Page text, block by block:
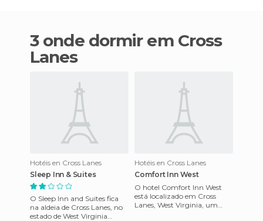
3 onde dormir em Cross
Lanes
Hotéis en Cross Lanes
Sleep Inn & Suites
O Sleep Inn and Suites fica
na aldeia de Cross Lanes, no
estado de West Virginia
Hotéis en Cross Lanes
Comfort Inn West
O hotel Comfort Inn West
está localizado em Cross
Lanes, West Virginia, um